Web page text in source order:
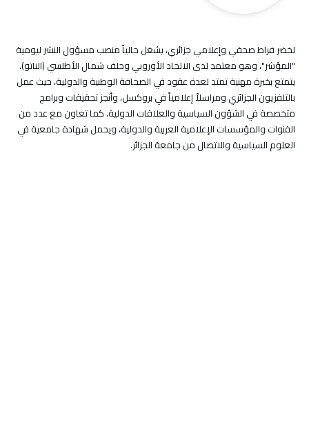
لخضر فراط صحفي وإعلامي جزائري، يشغل حالياً منصب مسؤول النشر ليومية
"المؤشر"، وهو معتمد لدى الاتحاد الأوروبي وحلف شمال الأطلسي (الناتو).
يتمتع بخبرة مهنية تمتد لعدة عقود في الصحافة الوطنية والدولية، حيث عمل
بالتلفزيون الجزائري ومراسلاً إعلامياً في بروكسل، وأنجز تحقيقات وبرامج
متخصصة في الشؤون السياسية والعلاقات الدولية. كما تعاون مع عدد من
القنوات والمؤسسات الإعلامية العربية والدولية، ويحمل شهادة جامعية في
العلوم السياسية والاتصال من جامعة الجزائر.